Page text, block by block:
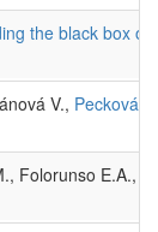
the black box
V., Pecková
Folorunso E.A.,